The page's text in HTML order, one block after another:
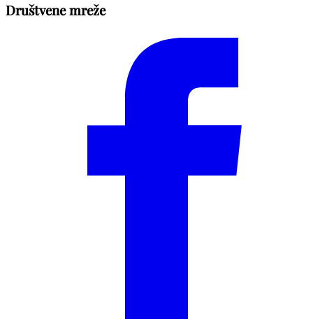
Društvene mreže